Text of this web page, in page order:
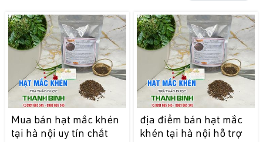
Mua bán hạt mắc khén
tại hà nội uy tín chất
địa điểm bán hạt mắc
khén tại hà nội hỗ trợ